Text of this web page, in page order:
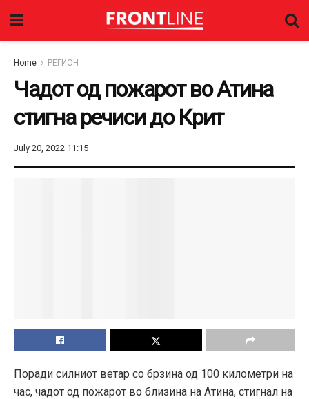
Home РЕГИОН
Чадот од пожарот во Атина
стигна речиси до Крит
July 20, 2022 11:15
Поради силниот ветар со брзина од 100 километри на
час, чадот од пожарот во близина на Атина, стигнал на